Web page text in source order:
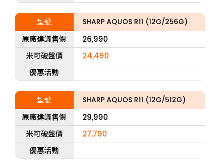
型號 SHARP AQUOS R11 (12G/256G)
原廠建議售價
26,990
米可破盤價
24,490
優惠活動
型號 SHARP AQUOS R11 (12G/512G)
原廠建議售價
29,990
米可破盤價
27,790
優惠活動